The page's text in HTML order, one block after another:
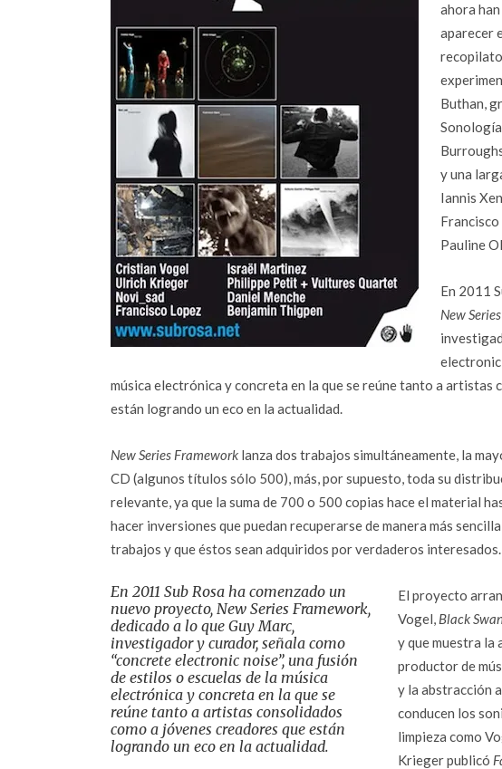
ahora
aparecer
Buthan,
y una
Iannis
Pauline
En 2011
New
electronic
música electrónica y concreta en la que se reúne tanto a artistas
están logrando un eco en la actualidad.
New Series Framework lanza dos trabajos simultáneamente, la
CD (algunos títulos sólo 500), más, por supuesto, toda su
relevante, ya que la suma de 700 o 500 copias hace el material
hacer inversiones que puedan recuperarse de manera más
trabajos y que éstos sean adquiridos por verdaderos interesados.
En 2011 Sub Rosa ha comenzado un
nuevo proyecto, New Series Framework,
dedicado a lo que Guy Marc,
investigador y curador, señala como
“concrete electronic noise”, una fusión
de estilos o escuelas de la música
electrónica y concreta en la que se
reúne tanto a artistas consolidados
como a jóvenes creadores que están
logrando un eco en la actualidad.
El proyecto
Vogel, Black
y que muestra la
productor de
y la abstracción
conducen los
limpieza como
Krieger publicó